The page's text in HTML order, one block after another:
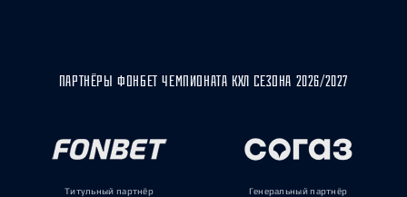
ПАРТНЁРЫ ФОНБЕТ ЧЕМПИОНАТА КХЛ СЕЗОНА 2026/2027
Титульный партнёр Генеральный партнёр